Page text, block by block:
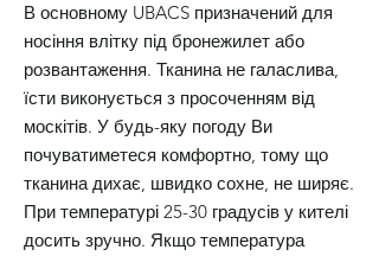
В основному UBACS призначений для
носіння влітку під бронежилет або
розвантаження. Тканина не галаслива,
їсти виконується з просоченням від
москітів. У будь-яку погоду Ви
почуватиметеся комфортно, тому що
тканина дихає, швидко сохне, не ширяє.
При температурі 25-30 градусів у кителі
досить зручно. Якщо температура